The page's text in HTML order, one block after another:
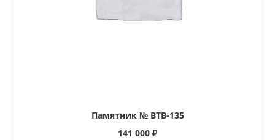
Памятник № ВТВ-135
141 000 ₽